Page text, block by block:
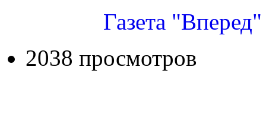
Газета
2038 просмотров